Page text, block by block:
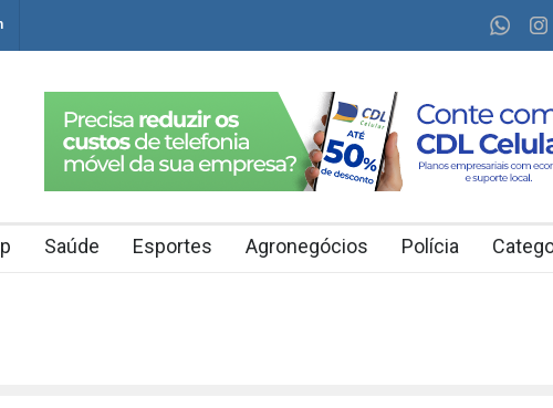
Saúde Esportes Agronegócios Polícia